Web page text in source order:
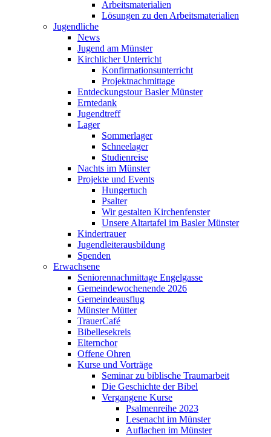
Arbeitsmaterialien
Lösungen zu den Arbeitsmaterialien
Jugendliche
News
Jugend am Münster
Kirchlicher Unterricht
Konfirmationsunterricht
Projektnachmittage
Entdeckungstour Basler Münster
Erntedank
Jugendtreff
Lager
Sommerlager
Schneelager
Studienreise
Nachts im Münster
Projekte und Events
Hungertuch
Psalter
Wir gestalten Kirchenfenster
Unsere Altartafel im Basler Münster
Kindertrauer
Jugendleiterausbildung
Spenden
Erwachsene
Seniorennachmittage Engelgasse
Gemeindewochenende 2026
Gemeindeausflug
Münster Mütter
TrauerCafé
Bibellesekreis
Elternchor
Offene Ohren
Kurse und Vorträge
Seminar zu biblische Traumarbeit
Die Geschichte der Bibel
Vergangene Kurse
Psalmenreihe 2023
Lesenacht im Münster
Auflachen im Münster